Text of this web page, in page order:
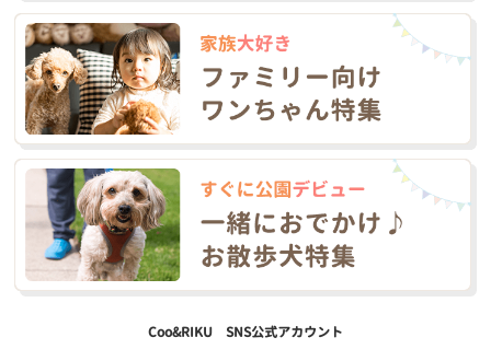
Coo&RIKU SNS公式アカウント